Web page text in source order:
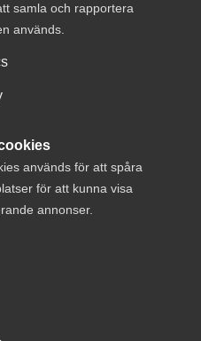
samla och rapportera
används.
används för att spåra
för att kunna visa
annonser.